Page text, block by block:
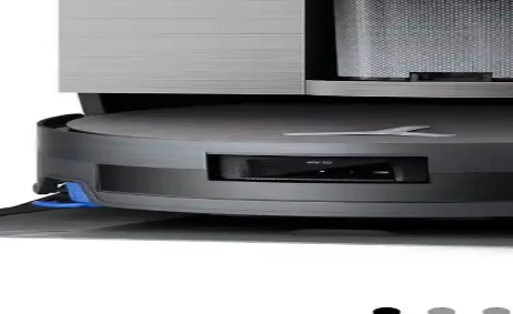
paspaslama ve taban istasyonu teknolojilerinde önemli
Arıza Deneyimleri ve Garanti Sonrası Destek
ürünün tekrar eden arızaları ve sınırlı garanti sonrası destek
Tercihleri: Kullanım Senaryolarına Göre Detaylı
modellerinin evcil hayvan tüyü, karmaşık zemin ve bakım